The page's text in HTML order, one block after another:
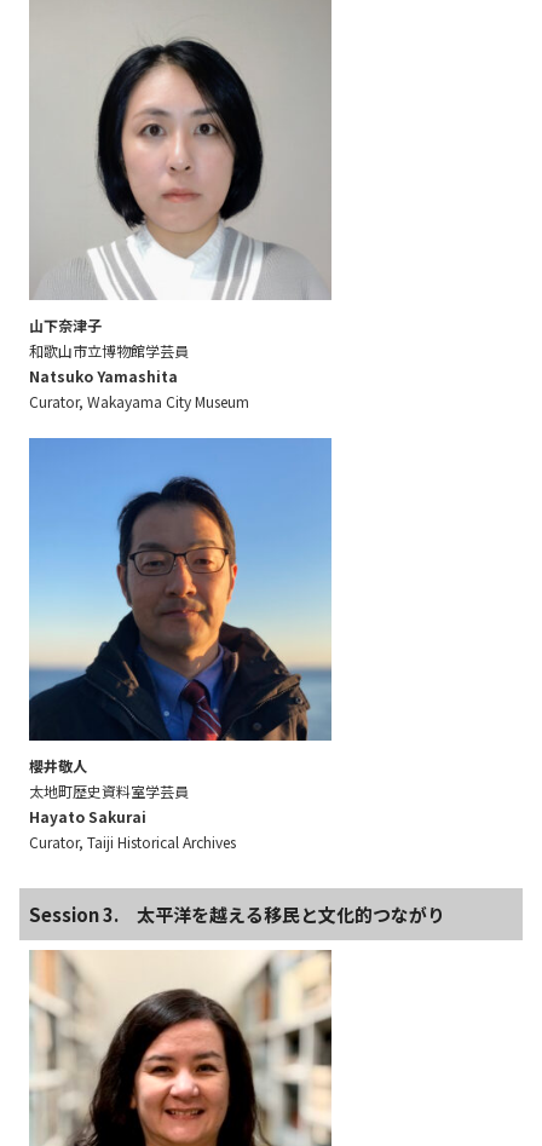
山下奈津子
和歌山市立博物館学芸員
Natsuko Yamashita
Curator, Wakayama City Museum
櫻井敬人
太地町歴史資料室学芸員
Hayato Sakurai
Curator, Taiji Historical Archives
Session 3. 太平洋を越える移民と文化的つながり